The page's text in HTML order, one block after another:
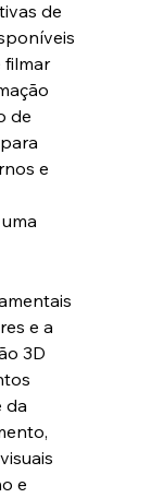
de
filmar
de
e
e a
3D
da
e